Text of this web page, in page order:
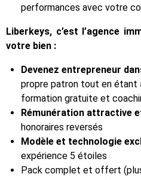
performances avec votre
Liberkeys, c’est l’agence
votre bien :
Devenez entrepreneur
propre patron tout en étant
formation gratuite et
Rémunération attractive
honoraires reversés
Modèle et technologie
expérience 5 étoiles
Pack complet et offert